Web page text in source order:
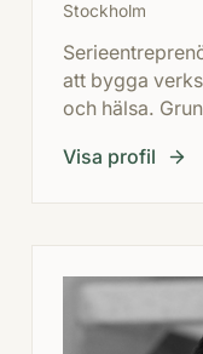
Stockholm
att bygga
och hälsa.
kliniker med
Visa profil